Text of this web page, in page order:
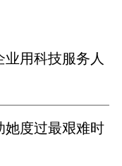
业用科技服务人
她度过最艰难时